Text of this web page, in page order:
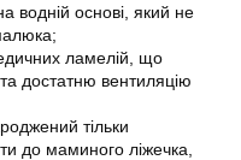
водній основі, який не
ламелій, що
достатню вентиляцію
тільки
до маминого ліжечка,